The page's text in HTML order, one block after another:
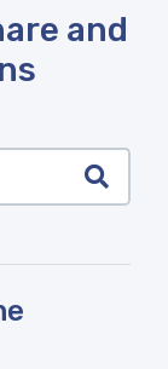
and